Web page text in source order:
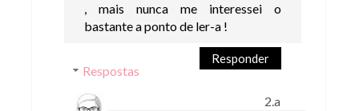
, mais nunca me interessei o
bastante a ponto de ler-a !
Responder
Respostas